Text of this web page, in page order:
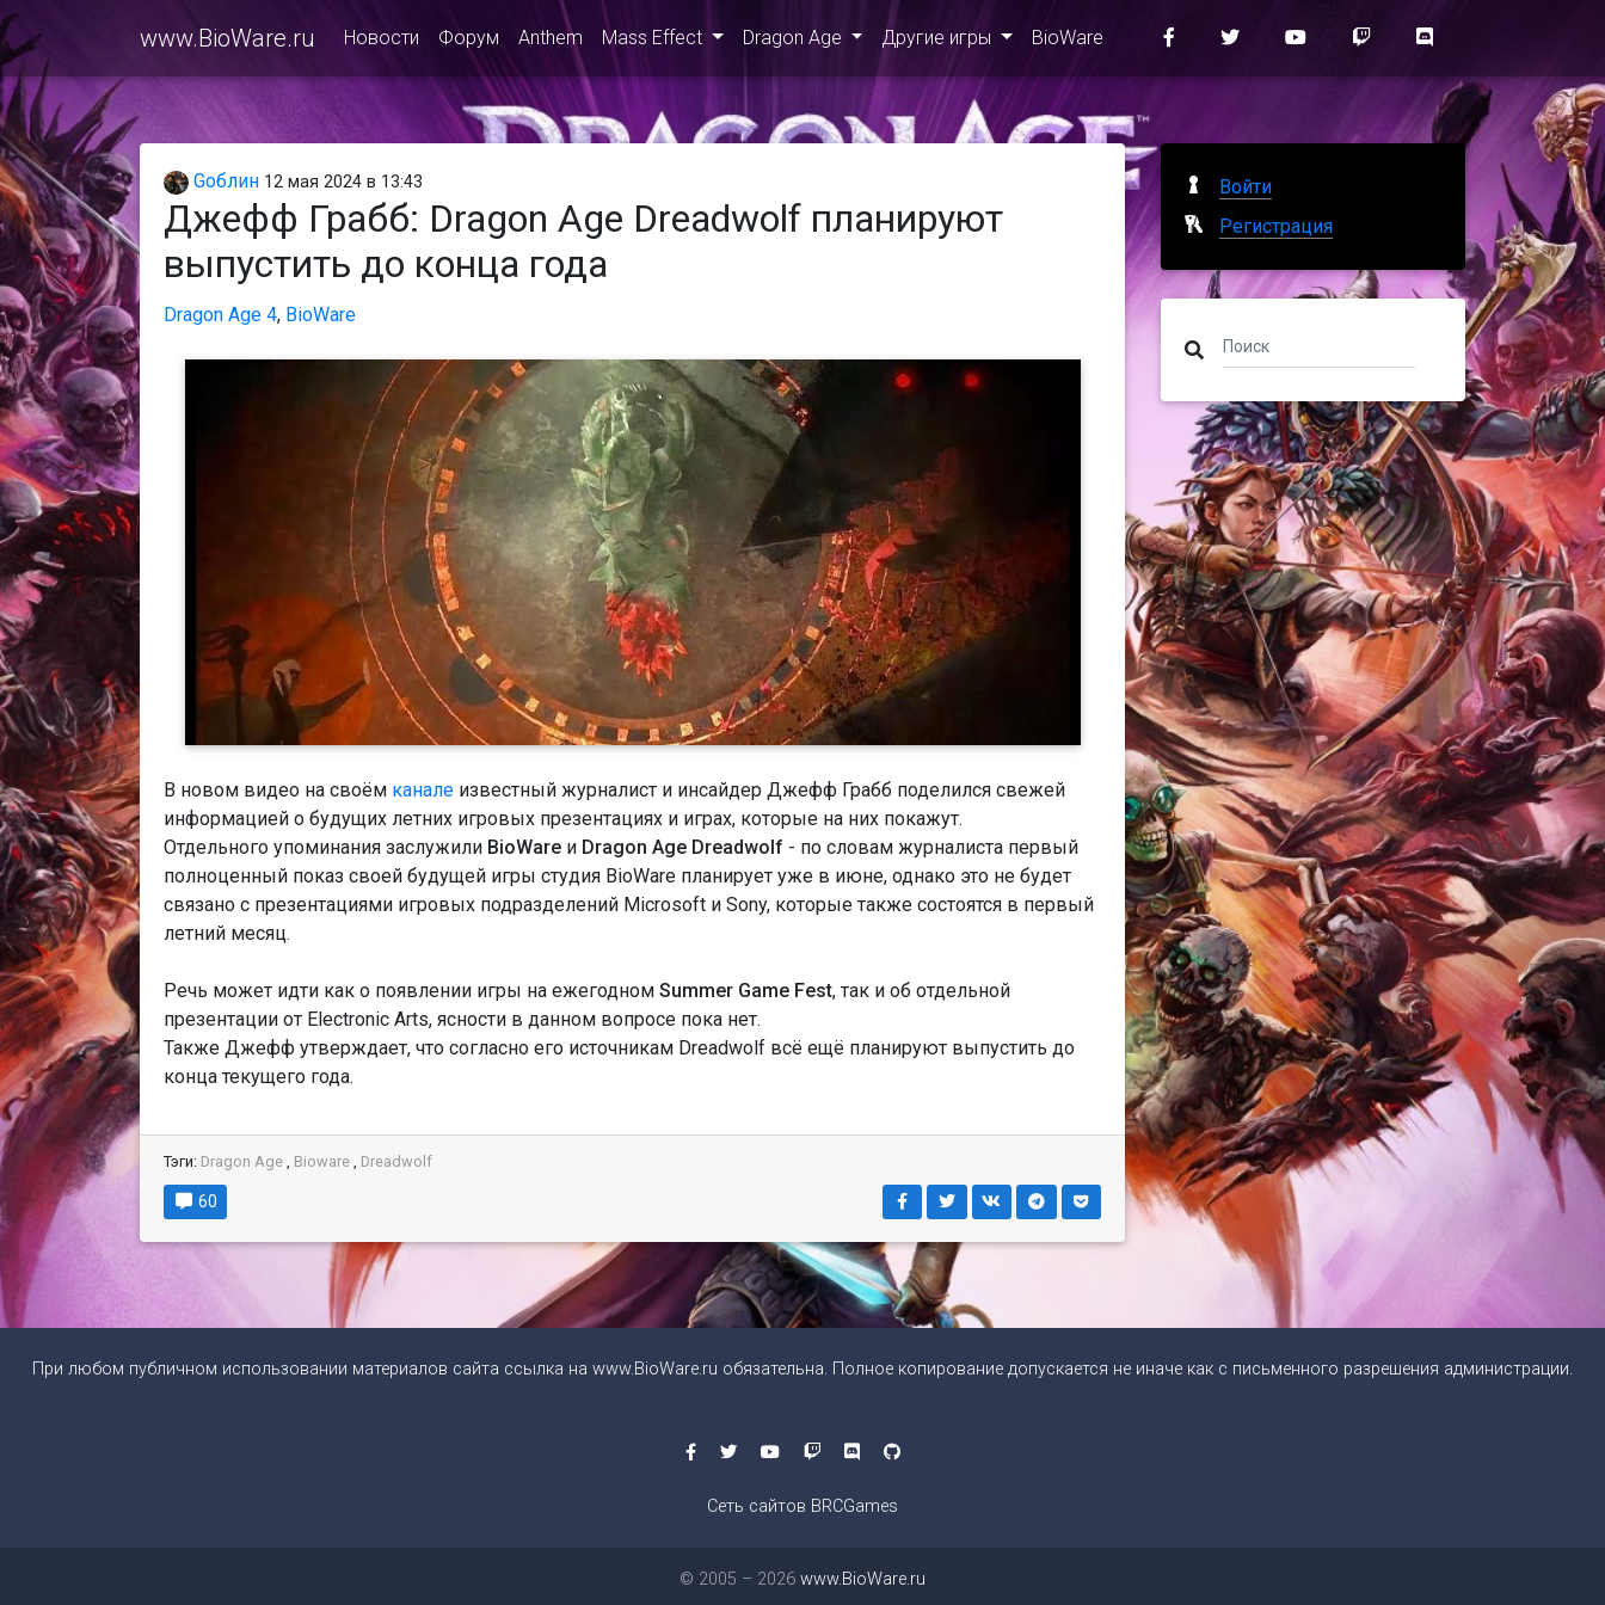
www.BioWare.ru Новости Форум Anthem Mass Effect Dragon Age Другие игры BioWare
Gоблин 12 мая 2024 в 13:43
Джефф Грабб: Dragon Age Dreadwolf планируют
выпустить до конца года
Dragon Age 4, BioWare
В новом видео на своём канале известный журналист и инсайдер Джефф Грабб поделился свежей
информацией о будущих летних игровых презентациях и играх, которые на них покажут.
Отдельного упоминания заслужили BioWare и Dragon Age Dreadwolf - по словам журналиста первый
полноценный показ своей будущей игры студия BioWare планирует уже в июне, однако это не будет
связано с презентациями игровых подразделений Microsoft и Sony, которые также состоятся в первый
летний месяц.
Речь может идти как о появлении игры на ежегодном Summer Game Fest, так и об отдельной
презентации от Electronic Arts, ясности в данном вопросе пока нет.
Также Джефф утверждает, что согласно его источникам Dreadwolf всё ещё планируют выпустить до
конца текущего года.
Тэги: Dragon Age , Bioware , Dreadwolf
60
Войти
Регистрация
При любом публичном использовании материалов сайта ссылка на www.BioWare.ru обязательна. Полное копирование допускается не иначе как с письменного разрешения администрации.
Сеть сайтов BRCGames
© 2005 – 2026 www.BioWare.ru